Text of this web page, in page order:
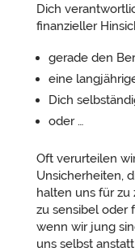
Dich
finanzieller
gerade den
eine
Dich
oder …
Oft verurteilen
Unsicherheiten,
halten uns für zu
zu sensibel oder
wenn wir jung
uns selbst